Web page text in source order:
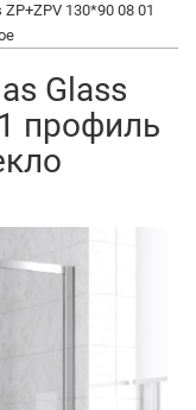
130*90 08 01
Glass
профиль